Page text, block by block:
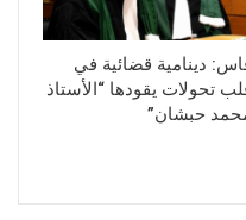
دينامية قضائية في
تحولات يقودها “الأستاذ
حبشان”